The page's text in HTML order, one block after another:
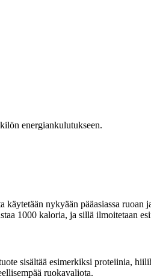
energiankulutukseen.
nykyään pääasiassa
1000 kaloria, ja sillä ilmoitetaan
sisältää esimerkiksi proteiinia,
ruokavaliota.